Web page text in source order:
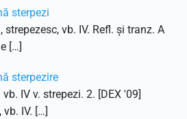
sterpezi
strepezesc, vb. IV. Refl. și tranz. A
[…]
sterpezire
IV v. strepezi. 2. [DEX '09]
vb. IV. […]